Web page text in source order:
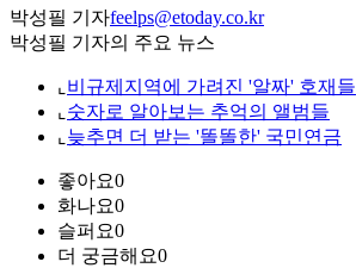
박성필 기자feelps@etoday.co.kr
박성필 기자의 주요 뉴스
⌞ 비규제지역에 가려진 '알짜' 호재들
⌞ 숫자로 알아보는 추억의 앨범들
⌞ 늦추면 더 받는 '똘똘한' 국민연금
좋아요0
화나요0
슬퍼요0
더 궁금해요0